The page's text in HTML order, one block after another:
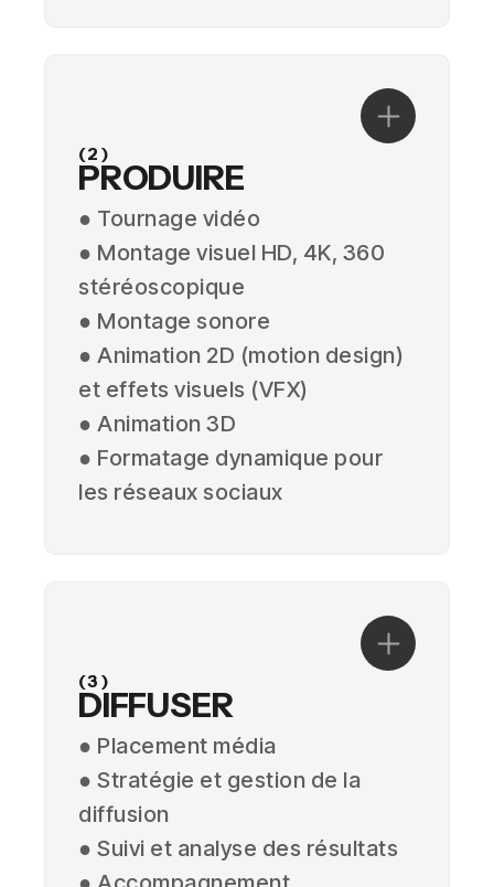
(2)
PRODUIRE
● Tournage vidéo
● Montage visuel HD, 4K, 360
stéréoscopique
● Montage sonore
● Animation 2D (motion design)
et effets visuels (VFX)
● Animation 3D
● Formatage dynamique pour
les réseaux sociaux
(3)
DIFFUSER
● Placement média
● Stratégie et gestion de la
diffusion
● Suivi et analyse des résultats